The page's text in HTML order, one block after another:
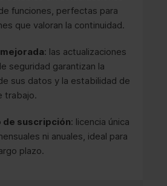
funciones, perfectas para
que valoran la continuidad.
: las actualizaciones
seguridad garantizan la
sus datos y la estabilidad de
trabajo.
de suscripción: licencia única
ni anuales, ideal para
plazo.